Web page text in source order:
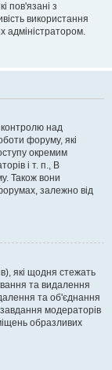
пов'язані з
використання
адміністратором.
контролю над
форуму, які
окремим
і т. п., В
Також вони
залежно від
які щодня стежать
та видалення
та об'єднання
модераторів
образливих